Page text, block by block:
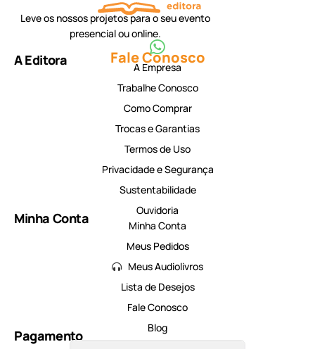
Leve os nossos projetos para o seu evento
presencial ou online.
Fale Conosco
A Editora
A Empresa
Trabalhe Conosco
Como Comprar
Trocas e Garantias
Termos de Uso
Privacidade e Segurança
Sustentabilidade
Ouvidoria
Minha Conta
Minha Conta
Meus Pedidos
Meus Audiolivros
Lista de Desejos
Fale Conosco
Blog
Pagamento